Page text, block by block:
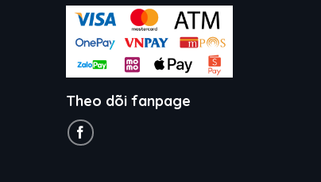
Theo dõi fanpage